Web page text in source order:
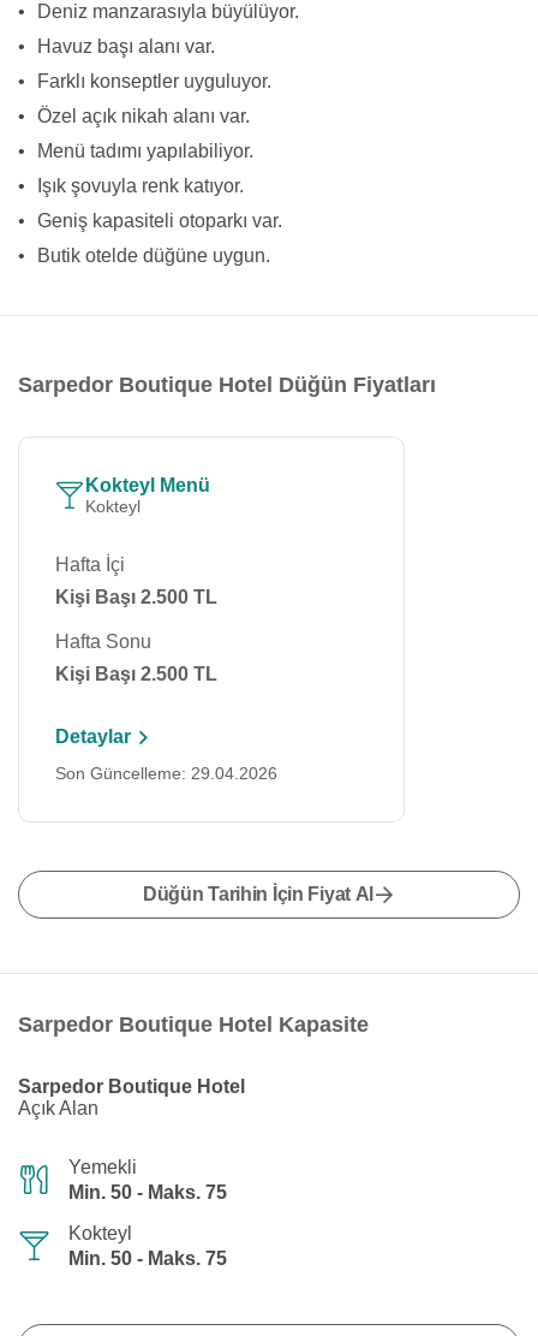
•
Deniz manzarasıyla büyülüyor.
•
Havuz başı alanı var.
•
Farklı konseptler uyguluyor.
•
Özel açık nikah alanı var.
•
Menü tadımı yapılabiliyor.
•
Işık şovuyla renk katıyor.
•
Geniş kapasiteli otoparkı var.
•
Butik otelde düğüne uygun.
Sarpedor Boutique Hotel Düğün Fiyatları
Kokteyl Menü
Kokteyl
Hafta İçi
Kişi Başı 2.500 TL
Hafta Sonu
Kişi Başı 2.500 TL
Detaylar
Son Güncelleme: 29.04.2026
Düğün Tarihin İçin Fiyat Al
Sarpedor Boutique Hotel Kapasite
Sarpedor Boutique Hotel
Açık Alan
Yemekli
Min. 50 - Maks. 75
Kokteyl
Min. 50 - Maks. 75